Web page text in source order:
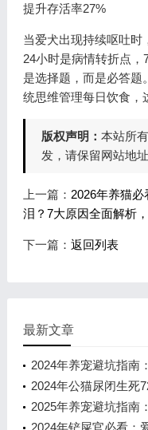
提升存活率27%
当爱犬出现持续呕吐时
24小时是病情转折点
是选择题，而是必答题
统思维管理每日饮食，
版权声明： 本站所
发，请保留网站地
上一篇： 2026年养猫
泪？7大原因全面解析
下一篇： 返回列表
最新文章
2024年养宠避坑指南
与7天愈合方案
2024年公猫尿闭生死
键信号与科学应对指南
2025年养宠避坑指南
靡，这6个判断错了可
2024年铲屎官必看：